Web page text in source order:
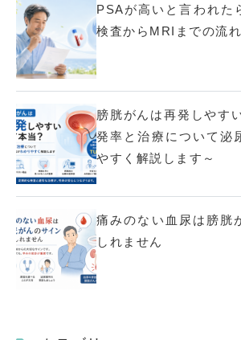
PSAが高いと言われた
検査からMRIまでの流れ
膀胱がんは再発しやす
発率と治療について泌
やすく解説します～
痛みのない血尿は膀胱
しれません